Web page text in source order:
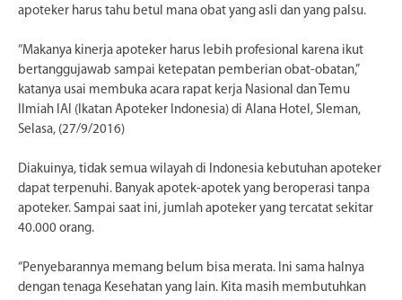
apoteker harus tahu betul mana obat yang asli dan yang palsu.
“Makanya kinerja apoteker harus lebih profesional karena ikut
bertanggujawab sampai ketepatan pemberian obat-obatan,”
katanya usai membuka acara rapat kerja Nasional dan Temu
Ilmiah IAI (Ikatan Apoteker Indonesia) di Alana Hotel, Sleman,
Selasa, (27/9/2016)
Diakuinya, tidak semua wilayah di Indonesia kebutuhan apoteker
dapat terpenuhi. Banyak apotek-apotek yang beroperasi tanpa
apoteker. Sampai saat ini, jumlah apoteker yang tercatat sekitar
40.000 orang.
“Penyebarannya memang belum bisa merata. Ini sama halnya
dengan tenaga Kesehatan yang lain. Kita masih membutuhkan